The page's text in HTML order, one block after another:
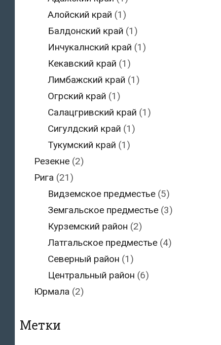
Алойский край (1)
Балдонский край (1)
Инчукалнский край (1)
Кекавский край (1)
Лимбажский край (1)
Огрский край (1)
Салацгривский край (1)
Сигулдский край (1)
Тукумский край (1)
Резекне(2)
Рига (21)
Видземское предместье (5)
Земгальское предместье (3)
Курземский район (2)
Латгальское предместье (4)
Северный район (1)
Центральный район (6)
Юрмала (2)
Метки